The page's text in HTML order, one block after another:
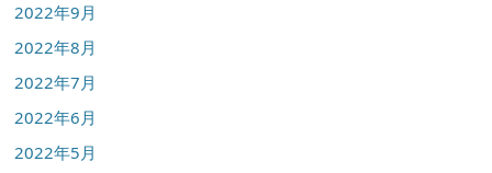
2022年9月
2022年8月
2022年7月
2022年6月
2022年5月